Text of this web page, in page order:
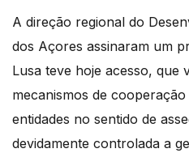
A direção regional do
dos Açores assinaram um
Lusa teve hoje acesso, que
mecanismos de
entidades no sentido de
devidamente controlada a